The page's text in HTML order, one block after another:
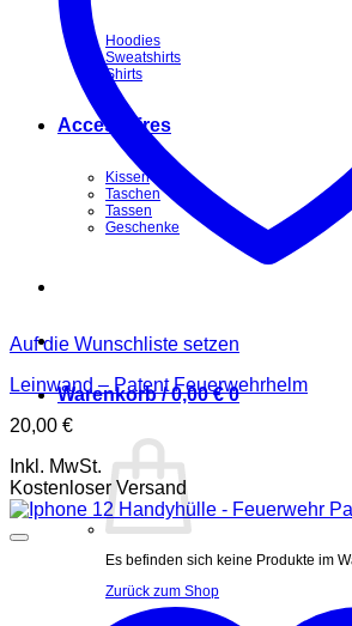
Hoodies
Sweatshirts
Shirts
Accessoires
Kissen
Taschen
Tassen
Geschenke
Warenkorb /0,00€ 0
Es befinden sich keine Produkte im
Zurück zum Shop
Auf die Wunschliste setzen
Leinwand – Patent Feuerwehrhelm
20,00 €
Inkl. MwSt.
Kostenloser Versand